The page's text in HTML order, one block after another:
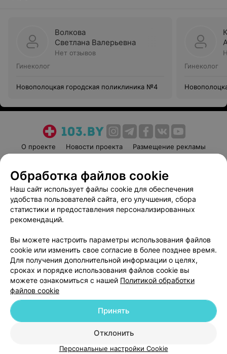
Волкова
Светлана Валерьевна
Нет отзывов
Гинеколог
Новополоцкая городская поликлиника №4
Гинеколог
О проекте Новости проекта
Размещение рекламы
Пользовательское соглашение
Способы оплаты
Вакансии
Партнеры
Написать руководителю 103.by
Обработка персональных данных
© 2026 ООО «Артокс Лаб», УНП 191700409
| 220012, Республика Беларусь,
Служба поддержки +375 291212755
Обработка файлов cookie
Наш сайт использует файлы cookie для обеспечения
удобства пользователей сайта, его улучшения, сбора
статистики и предоставления персонализированных
рекомендаций.
Вы можете настроить параметры использования файлов
cookie или изменить свое согласие в более позднее время.
Для получения дополнительной информации о целях,
сроках и порядке использования файлов cookie вы
можете ознакомиться с нашей Политикой обработки
файлов cookie
Отклонить
Принять
Персональные настройки Cookie